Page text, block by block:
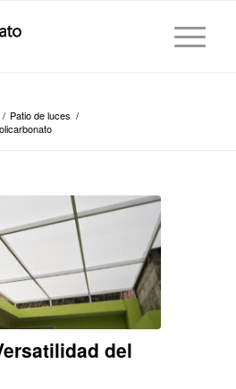
/ Patio de luces /
del